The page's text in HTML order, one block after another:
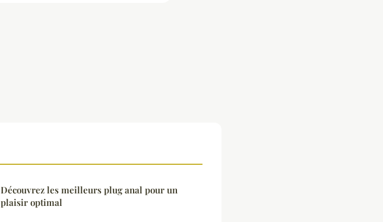
Découvrez les meilleurs plug anal pour un
plaisir optimal